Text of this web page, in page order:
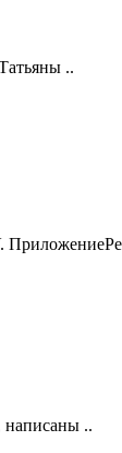
..
написаны ..